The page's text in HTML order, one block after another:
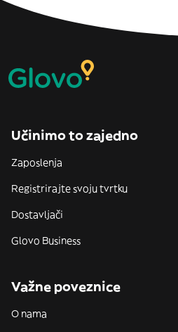
Učinimo to zajedno
Zaposlenja
Registrirajte svoju tvrtku
Dostavljači
Glovo Business
Važne poveznice
O nama